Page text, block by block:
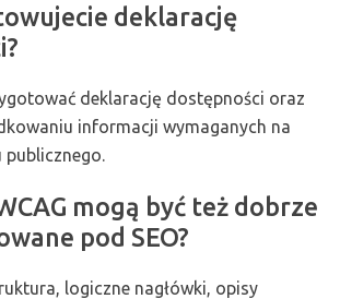
deklarację
deklarację dostępności oraz
informacji wymaganych na
mogą być też dobrze
pod SEO?
logiczne nagłówki, opisy